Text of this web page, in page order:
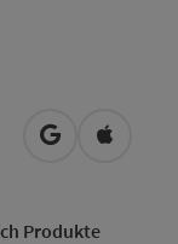
in Google
in
Produkte